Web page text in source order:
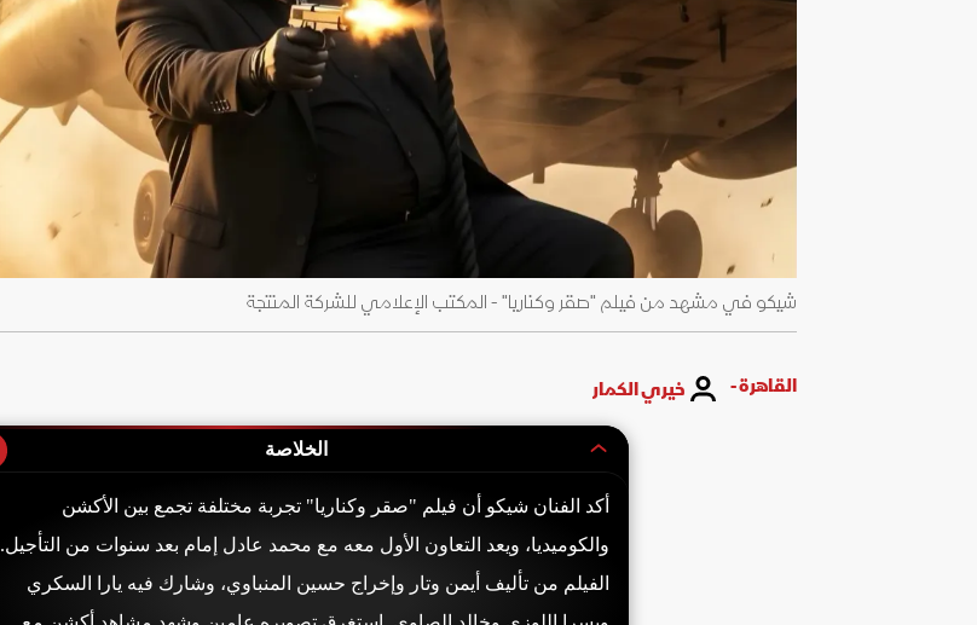
شيكو في مشهد من فيلم "صقر وكناريا" - المكتب الإعلامي للشركة المنتجة
القاهرة - خيري الكمار
الخلاصة
أكد الفنان شيكو أن فيلم "صقر وكناريا" تجربة مختلفة تجمع بين الأكشن
والكوميديا، ويعد التعاون الأول معه مع محمد عادل إمام بعد سنوات من التأجيل.
الفيلم من تأليف أيمن وتار وإخراج حسين المنباوي، وشارك فيه يارا السكري